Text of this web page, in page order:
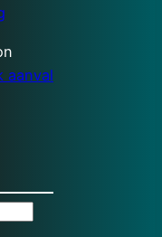
aanval